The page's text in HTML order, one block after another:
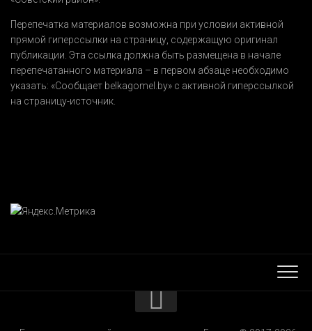
Перепечатка материалов возможна при условии активной
прямой гиперссылки на страницу, содержащую оригинал
публикации. Эта ссылка должна быть размещена в начале
перепечатанного материала – в первом абзаце необходимо
указать: «Сообщает belkagomel.by» с активной гиперссылкой
на страницу-источник.